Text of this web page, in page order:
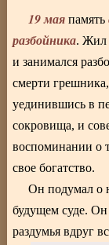
19 мая память
разбойника. Жил
и занимался
смерти
уединившись в
сокровища, и
воспоминании о
свое богатство.
Он подумал о
будущем суде.
раздумья вдруг